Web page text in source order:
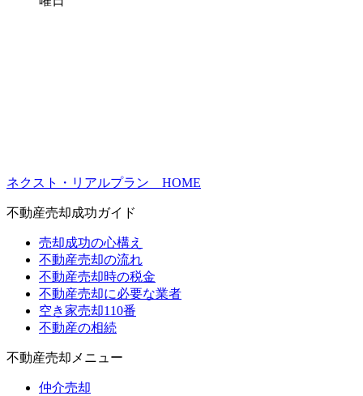
ネクスト・リアルプラン HOME
不動産売却成功ガイド
売却成功の心構え
不動産売却の流れ
不動産売却時の税金
不動産売却に必要な業者
空き家売却110番
不動産の相続
不動産売却メニュー
仲介売却